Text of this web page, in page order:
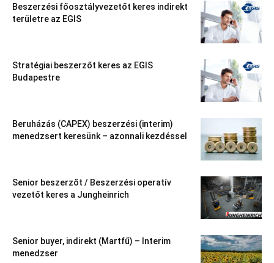
Beszerzési főosztályvezetőt keres indirekt
területre az EGIS
Stratégiai beszerzőt keres az EGIS
Budapestre
Beruházás (CAPEX) beszerzési (interim)
menedzsert keresünk – azonnali kezdéssel
Senior beszerzőt / Beszerzési operatív
vezetőt keres a Jungheinrich
Senior buyer, indirekt (Martfű) – Interim
menedzser